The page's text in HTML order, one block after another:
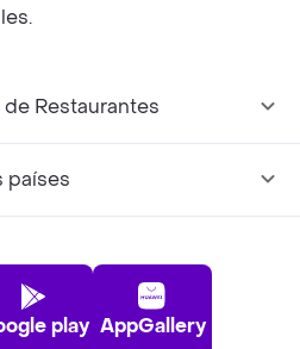
Restaurantes
países
play AppGallery